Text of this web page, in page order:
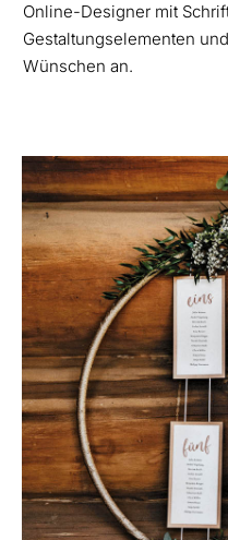
Online-Designer mit
Gestaltungselementen
Wünschen an.